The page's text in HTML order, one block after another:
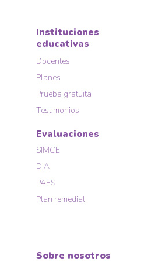
Instituciones
educativas
Docentes
Planes
Prueba gratuita
Testimonios
Evaluaciones
SIMCE
DIA
PAES
Plan remedial
Sobre nosotros